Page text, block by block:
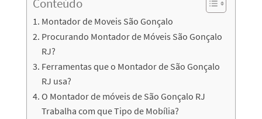
Montador de Moveis São Gonçalo
Procurando Montador de Móveis São Gonçalo
RJ?
Ferramentas que o Montador de São Gonçalo
RJ usa?
O Montador de móveis de São Gonçalo RJ
Trabalha com que Tipo de Mobília?